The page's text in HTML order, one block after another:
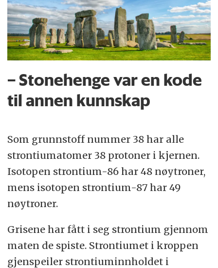
– Stonehenge var en kode
til annen kunnskap
Som grunnstoff nummer 38 har alle
strontiumatomer 38 protoner i kjernen.
Isotopen strontium-86 har 48 nøytroner,
mens isotopen strontium-87 har 49
nøytroner.
Grisene har fått i seg strontium gjennom
maten de spiste. Strontiumet i kroppen
gjenspeiler strontiuminnholdet i